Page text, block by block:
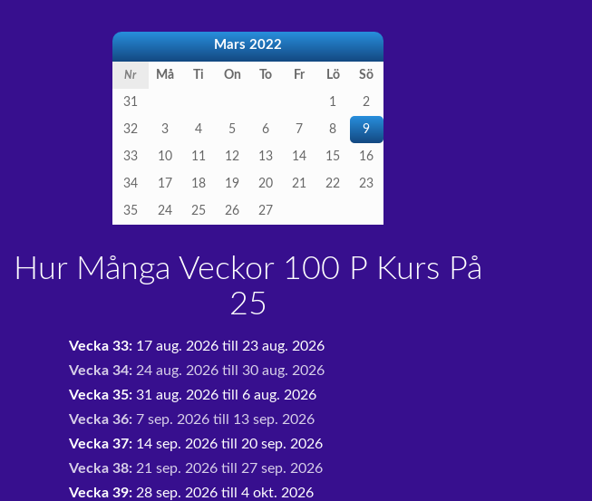
Mars 2022
Nr Må Ti On To Fr Lö Sö
31 1 2
32 3 4 5 6 7 8 9
33 10 11 12 13 14 15 16
34 17 18 19 20 21 22 23
35 24 25 26 27
Hur Många Veckor 100 P Kurs På
25
Vecka 33: 17 aug. 2026 till 23 aug. 2026
Vecka 34: 24 aug. 2026 till 30 aug. 2026
Vecka 35: 31 aug. 2026 till 6 aug. 2026
Vecka 36: 7 sep. 2026 till 13 sep. 2026
Vecka 37: 14 sep. 2026 till 20 sep. 2026
Vecka 38: 21 sep. 2026 till 27 sep. 2026
Vecka 39: 28 sep. 2026 till 4 okt. 2026